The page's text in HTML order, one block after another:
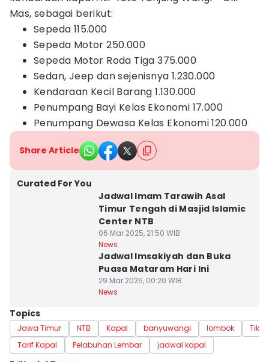
Mas, sebagai berikut:
Sepeda 115.000
Sepeda Motor 250.000
Sepeda Motor Roda Tiga 375.000
Sedan, Jeep dan sejenisnya 1.230.000
Kendaraan Kecil Barang 1.130.000
Penumpang Bayi Kelas Ekonomi 17.000
Penumpang Dewasa Kelas Ekonomi 120.000
Share Article
Curated For You
Jadwal Imam Tarawih Asal
Timur Tengah di Masjid Islamic
Center NTB
06 Mar 2025, 21:50 WIB
News
Jadwal Imsakiyah dan Buka
Puasa Mataram Hari Ini
29 Mar 2025, 00:20 WIB
News
Topics
Jawa Timur NTB Kapal banyuwangi lombok
Tiket
Tarif Kapal
Pelabuhan Lembar jadwal kapal